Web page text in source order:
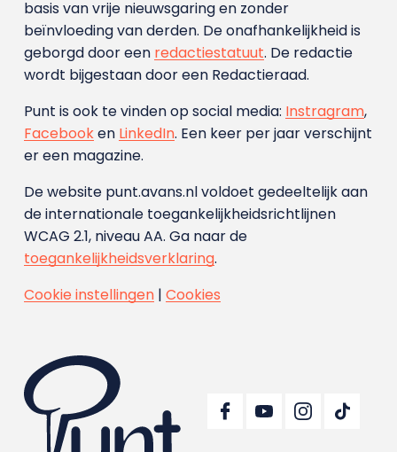
basis van vrije nieuwsgaring en zonder
beïnvloeding van derden. De onafhankelijkheid is
geborgd door een redactiestatuut. De redactie
wordt bijgestaan door een Redactieraad.
Punt is ook te vinden op social media: Instragram,
Facebooken LinkedIn. Een keer per jaar verschijnt
er een magazine.
De website punt.avans.nl voldoet gedeeltelijk aan
de internationale toegankelijkheidsrichtlijnen
WCAG 2.1, niveau AA. Ga naar de
toegankelijkheidsverklaring.
Cookie instellingen| Cookies